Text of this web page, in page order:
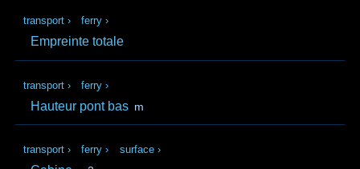
transport › ferry ›
Empreinte totale
transport › ferry ›
Hauteur pont bas m
transport › ferry › surface ›